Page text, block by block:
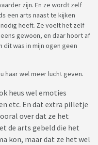
zijn. En ze wordt zelf
een arts naast te kijken
heeft. Ze voelt het zelf
gewoon, en daar hoort af
dit was in mijn ogen geen
haar wel meer lucht geven.
heus wel emoties
etc. En dat extra pilletje
over dat ze het
de arts gebeld die het
kon, maar dat ze het wel